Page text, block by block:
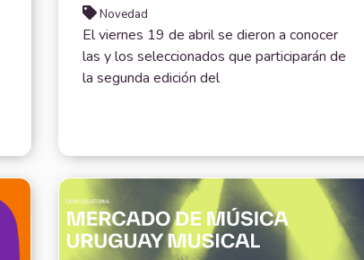
Novedad
El viernes 19 de abril se dieron a conocer
las y los seleccionados que participarán de
la segunda edición del